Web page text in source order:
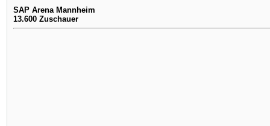
SAP Arena Mannheim
13.600 Zuschauer